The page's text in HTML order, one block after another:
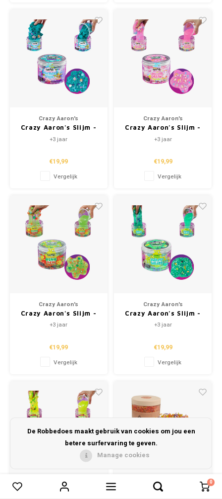
0
Crazy Aaron's
Crazy Aaron's Slijm -
Mermaid Magic
+3 jaar
€19,99
Vergelijk
Crazy Aaron's
Crazy Aaron's Slijm -
Unicorn Dream
+3 jaar
€19,99
Vergelijk
Crazy Aaron's
Crazy Aaron's Slijm -
Dino Dew
+3 jaar
€19,99
Vergelijk
Crazy Aaron's
Crazy Aaron's Slijm -
Swamp Water
+3 jaar
€19,99
Vergelijk
Crazy Aaron's Grennn
Vergelijk producten 0
De Robbedoes maakt gebruik van cookies om jou een
betere surfervaring te geven.
Manage cookies